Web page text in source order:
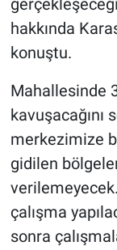
hakkında
konuştu.
Mahallesinde
kavuşacağını
merkezimize
gidilen
çalışma
sonra